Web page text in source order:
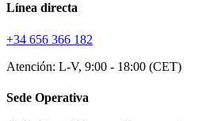
Línea directa
+34 656 366 182
Atención: L-V, 9:00 - 18:00 (CET)
Sede Operativa